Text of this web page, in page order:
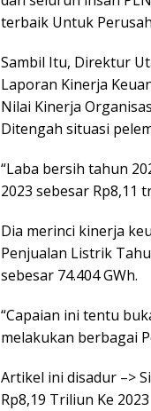
terbaik Untuk
Sambil Itu, Direktur
Laporan Kinerja
Nilai Kinerja
Ditengah situasi
“Laba bersih tahun
2023 sebesar Rp8,11
Dia merinci kinerja
Penjualan Listrik
sebesar 74.404 GWh.
“Capaian ini tentu
melakukan berbagai
Artikel ini disadur –>
Rp8,19 Triliun Ke 2023